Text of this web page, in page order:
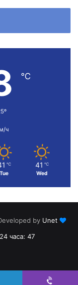
℃
ч
℃
Tue
41 ℃
Wed
by Unet
часа: 47